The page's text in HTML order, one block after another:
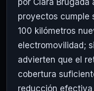
proyectos cumple
100 kilómetros
electromovilidad;
advierten que el
cobertura
reducción